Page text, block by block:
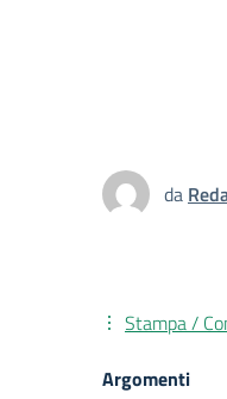
da
Stampa /
Argomenti